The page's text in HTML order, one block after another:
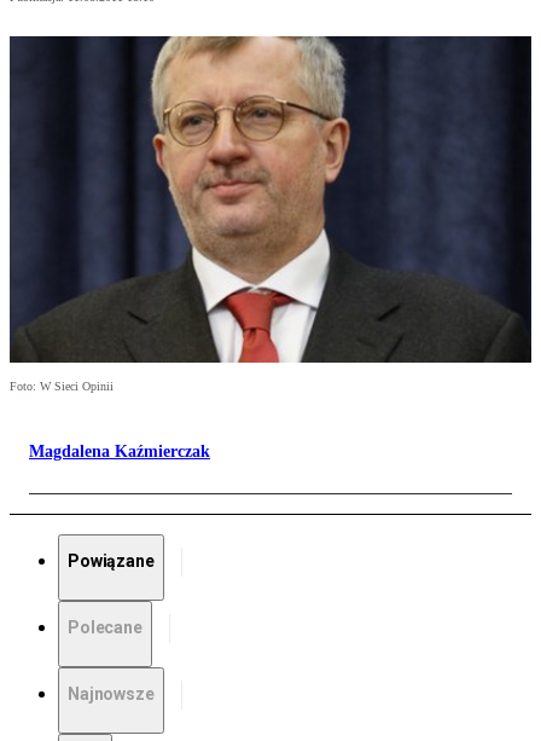
Foto: W Sieci Opinii
Magdalena Kaźmierczak
Powiązane
Polecane
Najnowsze